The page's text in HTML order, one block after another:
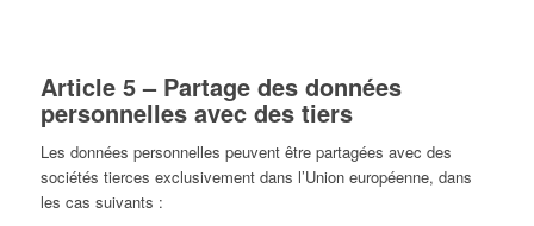
Article 5 – Partage des données
personnelles avec des tiers
Les données personnelles peuvent être partagées avec des
sociétés tierces exclusivement dans l’Union européenne, dans
les cas suivants :